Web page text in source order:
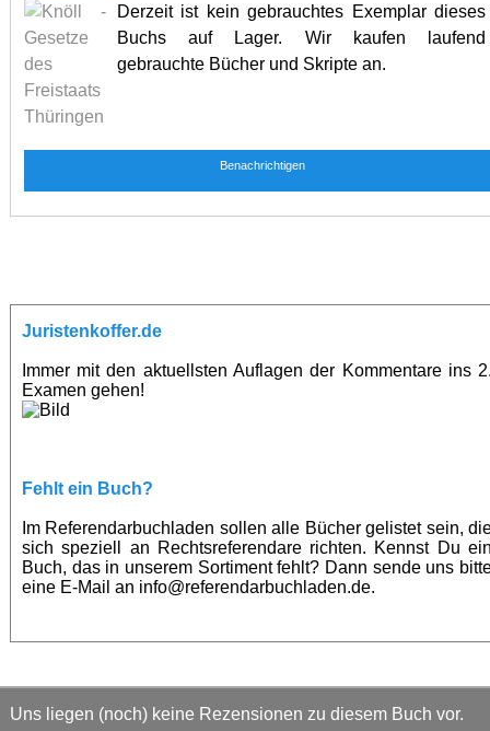
Derzeit ist kein gebrauchtes Exemplar dieses
Buchs auf Lager. Wir kaufen laufend
gebrauchte Bücher und Skripte an.
Benachrichtigen
Juristenkoffer.de
Immer mit den aktuellsten Auflagen der Kommentare ins
Examen gehen!
Fehlt ein Buch?
Im Referendarbuchladen sollen alle Bücher gelistet sein,
sich speziell an Rechtsreferendare richten. Kennst Du
Buch, das in unserem Sortiment fehlt? Dann sende uns
eine E-Mail an info@referendarbuchladen.de.
Uns liegen (noch) keine Rezensionen zu diesem Buch vor.